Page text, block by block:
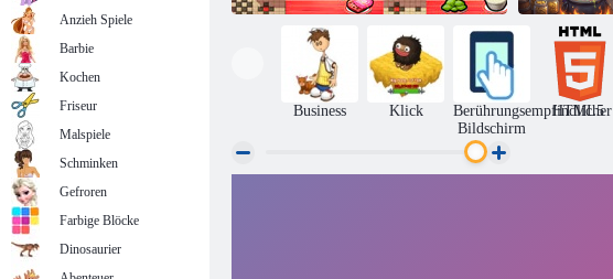
Kesseltheke
Business Klick
Berührungsempfindlicher
Bildschirm
HTML5
Anzieh Spiele
Barbie
Kochen
Friseur
Malspiele
Schminken
Gefroren
Farbige Blöcke
Dinosaurier